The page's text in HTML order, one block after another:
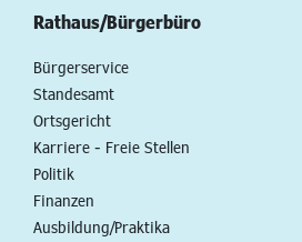
Rathaus/Bürgerbüro
Bürgerservice
Standesamt
Ortsgericht
Karriere - Freie Stellen
Politik
Finanzen
Ausbildung/Praktika